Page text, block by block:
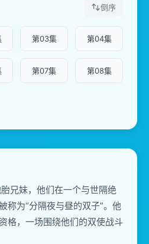
倒序
第03集 第04集
第07集 第08集
兄妹，他们在一个与世隔绝
称为“分隔夜与昼的双子”。他
格，一场围绕他们的双使战斗